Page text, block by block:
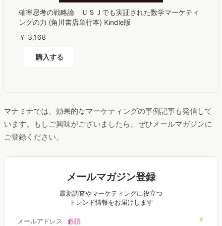
確率思考の戦略論 ＵＳＪでも実証された数学マーケティ
ングの力 (角川書店単行本) Kindle版
￥ 3,168
購入する
マナミナでは、効果的なマーケティングの事例記事も発信して
います。もしご興味がございましたら、ぜひメールマガジンに
ご登録ください。
メールマガジン登録
最新調査やマーケティングに役立つ
トレンド情報をお届けします